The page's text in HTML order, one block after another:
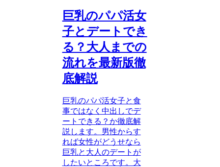
巨乳のパパ活女
子とデートでき
る？大人までの
流れを最新版徹
底解説
巨乳のパパ活女子と食
事ではなく中出しでデ
ートできる？か徹底解
説します。男性からす
れば女性がどうせなら
巨乳と大人のデートが
したいところです。大